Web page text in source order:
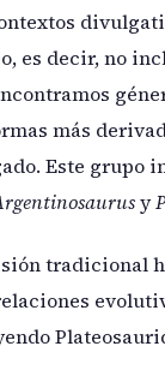
es decir, no
más
Este grupo
y
tradicional